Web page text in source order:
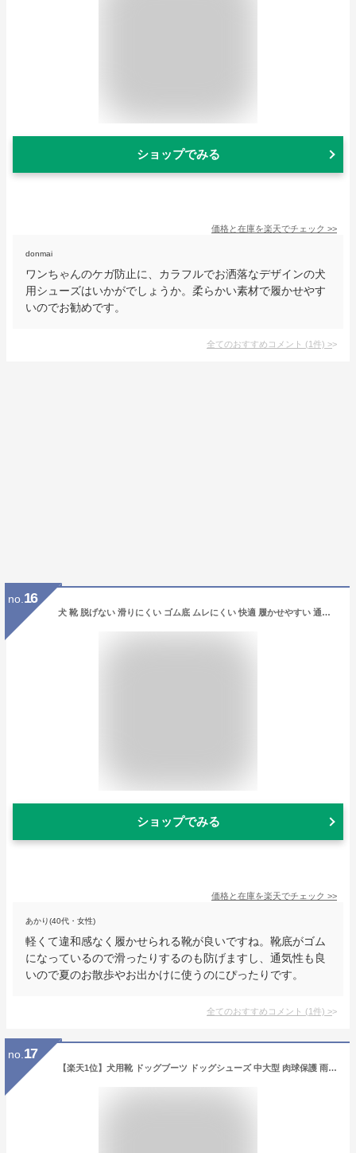
ショップでみる
価格と在庫を楽天でチェック >>
donmai
ワンちゃんのケガ防止に、カラフルでお洒落なデザインの犬
用シューズはいかがでしょうか。柔らかい素材で履かせやす
いのでお勧めです。
全てのおすすめコメント (1件) >
no. 16
犬 靴 脱げない 滑りにくい ゴム底 ムレにくい 快適 履かせやすい 通気 軽量 反射 小型犬 中型犬 運動シューズ XS-XL 犬の靴 シューズ ブーツ ドッグシューズ
ショップでみる
価格と在庫を楽天でチェック >>
あかり(40代・女性)
軽くて違和感なく履かせられる靴が良いですね。靴底がゴム
になっているので滑ったりするのも防げますし、通気性も良
いので夏のお散歩やお出かけに使うのにぴったりです。
全てのおすすめコメント (1件) >
no. 17
【楽天1位】犬用靴 ドッグブーツ ドッグシューズ 中大型 肉球保護 雨の日 お散歩ブーツ 犬靴 介護靴 前足・後ろ足/4足セット 防水 マジックテープ ペット夏冬用靴 雪にも対応 お散歩 お出掛け 汚れ防止 滑り止め ケガ防止 メッシュ 佐川急便送料無料！【ra51326】